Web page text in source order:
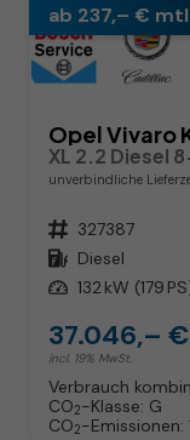
ab 237,– €
Opel Vivaro
XL 2.2 Diesel
unverbindliche
Fahrzeugnr. 327387
Kraftstoff Diesel
Leistung 132 kW (179
37.046,– €
incl. 19% MwSt.
Verbrauch
CO2-Klasse: G
CO2-Emissionen: